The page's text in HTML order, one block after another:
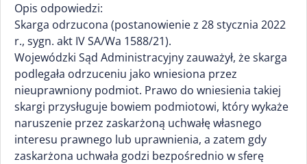
Opis odpowiedzi:
Skarga odrzucona (postanowienie z 28 stycznia 2022
r., sygn. akt IV SA/Wa 1588/21).
Wojewódzki Sąd Administracyjny zauważył, że skarga
podlegała odrzuceniu jako wniesiona przez
nieuprawniony podmiot. Prawo do wniesienia takiej
skargi przysługuje bowiem podmiotowi, który wykaże
naruszenie przez zaskarżoną uchwałę własnego
interesu prawnego lub uprawnienia, a zatem gdy
zaskarżona uchwała godzi bezpośrednio w sferę